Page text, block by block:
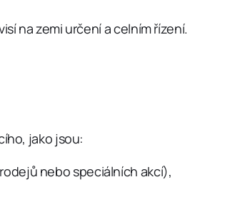
na zemi určení a celním řízení.
jako jsou:
nebo speciálních akcí),